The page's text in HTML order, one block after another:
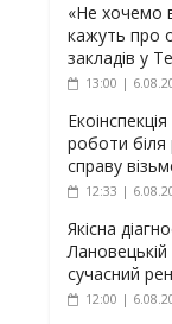
«Не хочемо
кажуть про
закладів у
13:00 |
роботи біля
справу
12:33 |
Якісна
Лановецькій
сучасний
12:00 |